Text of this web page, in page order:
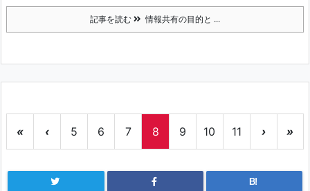
記事を読む 情報共有の目的と ...
« ‹ 5 6 7 8 9 10 11 › »
B!